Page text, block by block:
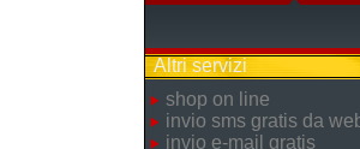
Altri servizi
shop on line
invio sms gratis da
invio e-mail gratis